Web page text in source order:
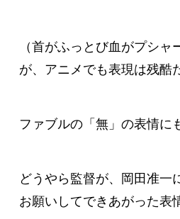
（首がふっとび血がプシャ
が、アニメでも表現は残酷
ファブルの「無」の表情に
どうやら監督が、岡田准一
お願いしてできあがった表